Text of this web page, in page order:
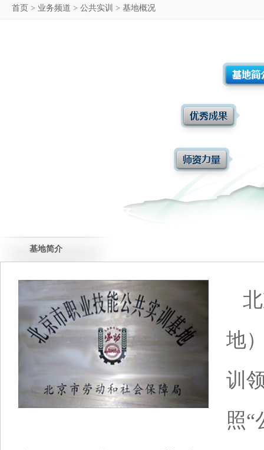
首页 > 业务频道 > 公共实训 > 基地概况
基地简介
地
训
照“